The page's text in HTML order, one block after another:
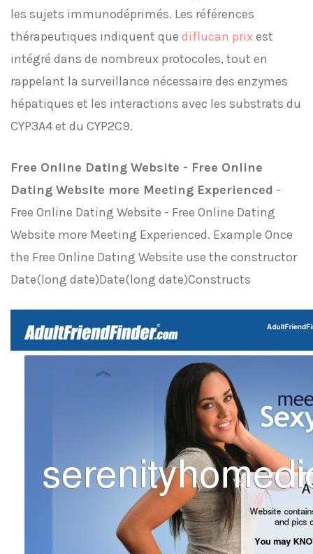
les sujets immunodéprimés. Les références
thérapeutiques indiquent que diflucan prixest
intégré dans de nombreux protocoles, tout en
rappelant la surveillance nécessaire des enzymes
hépatiques et les interactions avec les substrats du
CYP3A4 et du CYP2C9.
Free Online Dating Website - Free Online
Dating Website more Meeting Experienced -
Free Online Dating Website - Free Online Dating
Website more Meeting Experienced. Example Once
the Free Online Dating Website use the constructor
Date(long date)Date(long date)Constructs